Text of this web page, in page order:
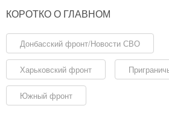
КОРОТКО О ГЛАВНОМ
Донбасский фронт/Новости СВО
Харьковский фронт
Южный фронт